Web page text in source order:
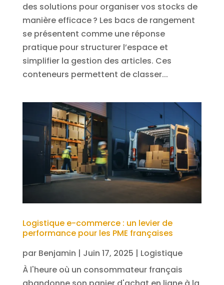
des solutions pour organiser vos stocks de
manière efficace ? Les bacs de rangement
se présentent comme une réponse
pratique pour structurer l’espace et
simplifier la gestion des articles. Ces
conteneurs permettent de classer...
Logistique e-commerce : un levier de
performance pour les PME françaises
par Benjamin | Juin 17, 2025 | Logistique
À l'heure où un consommateur français